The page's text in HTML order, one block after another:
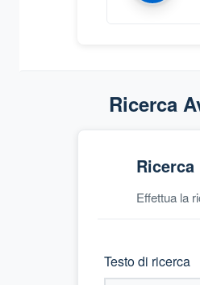
Ricerca
Effettua la
Testo di ricerca